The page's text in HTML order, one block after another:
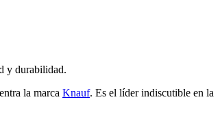
y durabilidad.
la marca Knauf. Es el líder indiscutible en la